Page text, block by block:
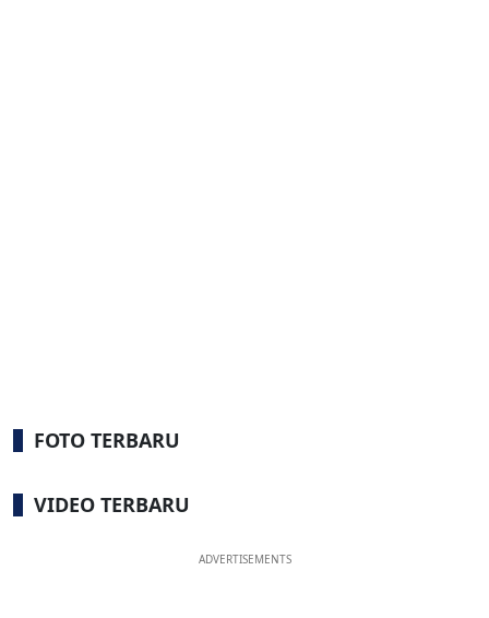
FOTO TERBARU
VIDEO TERBARU
ADVERTISEMENTS